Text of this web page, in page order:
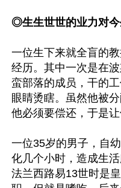
◎生生世世的业力对
一位生下来就全盲的
经历。其中一次是在
蛮部落的成员，干的
眼睛烫瞎。虽然他被
他必须要偿还，于是
一位35岁的男子，自
化几个小时，造成生
法兰西路易13世时是